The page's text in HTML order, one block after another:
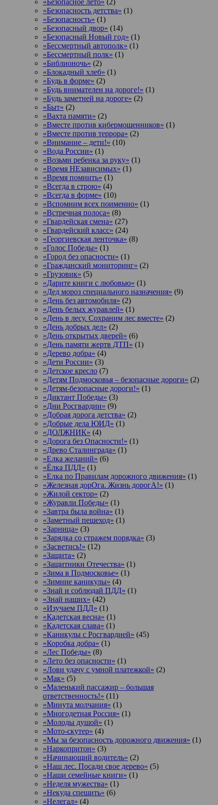
«Безопасное лето» (2)
«Безопасность детства» (1)
«Безопасность» (1)
«Безопасный двор» (14)
«Безопасный Новый год» (1)
«Бессмертный автополк» (1)
«Бессмертный полк» (1)
«Библионочь» (2)
«Блокадный хлеб» (1)
«Будь в форме» (2)
«Будь внимателен на дороге!» (1)
«Будь заметней на дороге» (2)
«Быт» (2)
«Вахта памяти» (2)
«Вместе против кибермошенников» (1)
«Вместе против террора» (2)
«Внимание – дети!» (10)
«Вода России» (1)
«Возьми ребенка за руку» (1)
«Время НЕзависимых» (1)
«Время помнить» (1)
«Всегда в строю» (4)
«Всегда в форме» (10)
«Вспомним всех поименно» (1)
«Встречная полоса» (8)
«Гвардейская смена» (27)
«Гвардейский класс» (24)
«Георгиевская ленточка» (8)
«Голос Победы» (1)
«Город без опасности» (1)
«Гражданский мониторинг» (2)
«Грузовик» (5)
«Дарите книги с любовью» (1)
«Дед мороз специального назначения» (9)
«День без автомобиля» (2)
«День белых журавлей» (1)
«День в лесу. Сохраним лес вместе» (2)
«День добрых дел» (2)
«День открытых дверей» (6)
«День памяти жертв ДТП» (1)
«Дерево добра» (4)
«Дети России» (3)
«Детское кресло (7)
«Детям Подмосковья – безопасные дороги» (2)
«Детям-безопасные дороги!» (1)
«Диктант Победы» (3)
«Дни Росгвардии» (9)
«Добрая дорога детства» (2)
«Добрые дела ЮИД» (1)
«ДОЛЖНИК» (4)
«Дорога без Опасности!» (1)
«Древо Сталинграда» (1)
«Елка желаний» (6)
«Ёлка ПДД» (1)
«Елка по Правилам дорожного движения» (1)
«Железная дорОга. Жизнь дорогА!» (1)
«Жилой сектор» (2)
«Журавли Победы» (1)
«Завтра была война» (1)
«Заметный пешеход» (1)
«Зарница» (3)
«Зарядка со стражем порядка» (3)
«Засветись!» (12)
«Защита» (2)
«Защитники Отечества» (1)
«Зима в Подмосковье» (1)
«Зимние каникулы» (4)
«Знай и соблюдай ПДД» (1)
«Знай наших» (42)
«Изучаем ПДД» (1)
«Кадетская весна» (1)
«Кадетская слава» (1)
«Каникулы с Росгвардией» (45)
«Коробка добра» (1)
«Лес Победы» (8)
«Лето без опасности» (1)
«Лови удачу с умной платежкой» (2)
«Мак» (5)
«Маленький пассажир – большая
ответственность!» (11)
«Минута молчания» (1)
«Многодетная Россия» (1)
«Молоды душой» (1)
«Мото-скутер» (4)
«Мы за безопасность дорожного движения» (1)
«Наркопритон» (3)
«Начинающий водитель» (2)
«Наш лес. Посади свое дерево» (5)
«Наши семейные книги» (1)
«Неделя мужества» (1)
«Некуда спешить» (6)
«Нелегал» (4)